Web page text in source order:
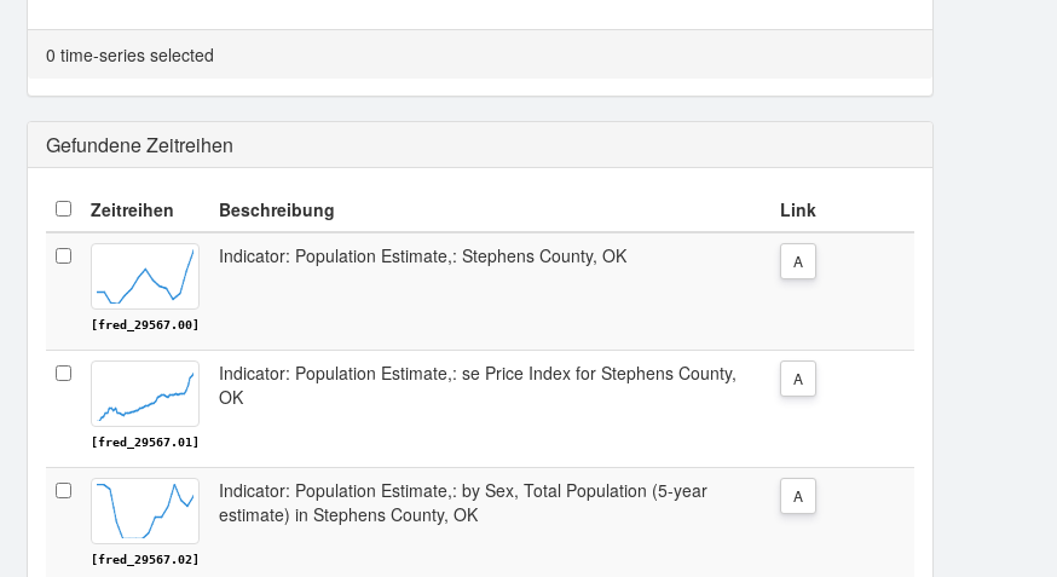
0 time-series selected
Gefundene Zeitreihen
Zeitreihen Beschreibung Link
[fred_29567.00]
Indicator: Population Estimate,: Stephens County, OK A
[fred_29567.01]
Indicator: Population Estimate,: se Price Index for Stephens County,
OK
A
[fred_29567.02]
Indicator: Population Estimate,: by Sex, Total Population (5-year
estimate) in Stephens County, OK
A